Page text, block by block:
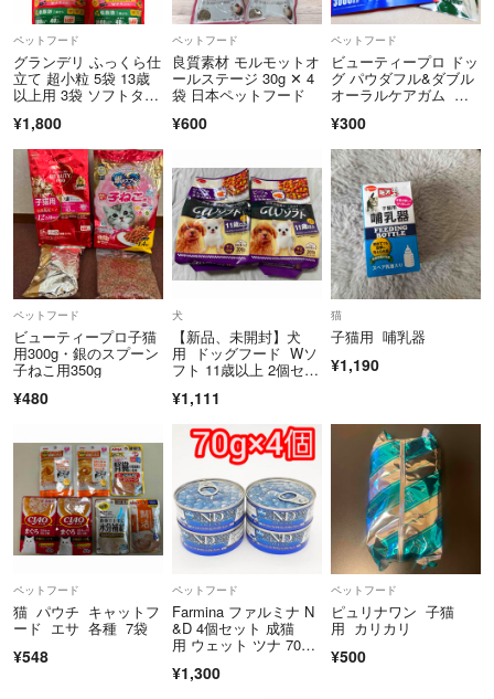
⚠️他でも出品しているもの・ 出品を迷っているものもあるので、予告
なく削除する場合もあります。
⚠️当方が出品した際の商品説明をコピペして無断使用される事が多いの
ですが、不愉快ですのでブロックさせていただきます。
⚠️梱包にはリサイクルのものを使用する場合もあります。
ペットフード
グランデリ ふっくら仕
立て 超小粒 5袋 13歳
以上用 3袋 ソフトタイ
フード ウェットフー
ド ふりかけ
¥1,800
ペットフード
良質素材 モルモットオ
ールステージ 30g ✕ 4
袋 日本ペットフード
¥600
ペットフード
ビューティープロ ドッ
グ パウダフル&ダブル
オーラルケアガム ド
¥300
ペットフード
ビューティープロ子猫
用300g・銀のスプーン
子ねこ用350g
¥480
犬
【新品、未開封】犬
用 ドッグフード Wソ
フト 11歳以上 2個セッ
¥1,111
猫
子猫用 哺乳器
¥1,190
ペットフード
猫 パウチ キャットフ
ード エサ 各種 7袋
¥548
ペットフード
Farmina ファルミナ N
&D 4個セット 成猫
用 ウェット ツナ 70
ットフード
¥1,300
ペットフード
ピュリナワン 子猫
用 カリカリ
¥500